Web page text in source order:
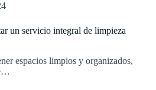
un servicio integral de limpieza
espacios limpios y organizados,